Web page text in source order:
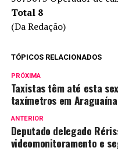
Total 8
(Da Redação)
TÓPICOS RELACIONADOS
PRÓXIMA
Taxistas têm até esta
taxímetros em Araguaína
ANTERIOR
Deputado delegado
videomonitoramento e